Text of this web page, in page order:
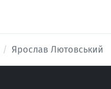
Ярослав Лютовський